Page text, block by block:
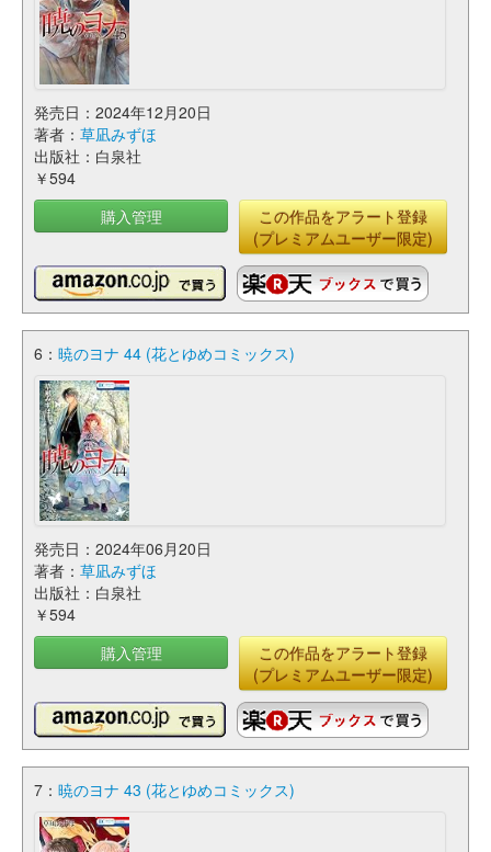
発売日：2024年12月20日
著者： 草凪みずほ
出版社：白泉社
￥594
購入管理
この作品をアラート登録
(プレミアムユーザー限定)
6： 暁のヨナ 44 (花とゆめコミックス)
発売日：2024年06月20日
著者： 草凪みずほ
出版社：白泉社
￥594
購入管理
この作品をアラート登録
(プレミアムユーザー限定)
7： 暁のヨナ 43 (花とゆめコミックス)